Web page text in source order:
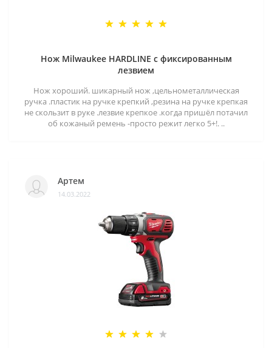
Нож Milwaukee HARDLINE с фиксированным
лезвием
Нож хороший. шикарный нож ,цельнометаллическая
ручка .пластик на ручке крепкий ,резина на ручке крепкая
не скользит в руке .лезвие крепкое .когда пришёл потачил
об кожаный ремень -просто режит легко 5+!. ..
Артем
14.03.2022